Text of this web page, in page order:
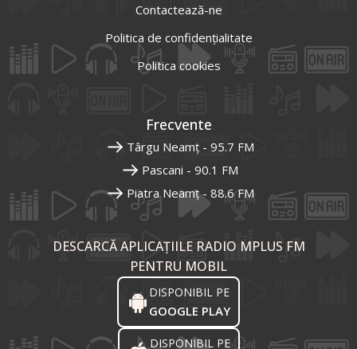
Contactează-ne
Politica de confidențialitate
Politica cookies
Frecvente
Târgu Neamț - 95.7 FM
Pascani - 90.1 FM
Piatra Neamț - 88.6 FM
DESCARCĂ APLICAȚIILE RADIO MPLUS FM
PENTRU MOBIL
DISPONIBIL PE
GOOGLE PLAY
DISPONIBIL PE